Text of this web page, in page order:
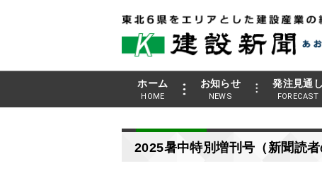
ホーム
HOME
お知らせ
NEWS
発注見通し
FORECAST
2025暑中特別増刊号（新聞読者